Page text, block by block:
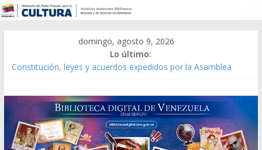
domingo, agosto 9, 2026
Lo último:
Constitución, leyes y acuerdos expedidos por la Asamblea
Modesta Bor Sánchez [material gráfico]
Gaceta Oficial de la República de Venezuela año CXXXIII Mes V,
Caracas 09 de marzo de 2006 N° 38.394
Catálogo temático de obras de Modesta Bor